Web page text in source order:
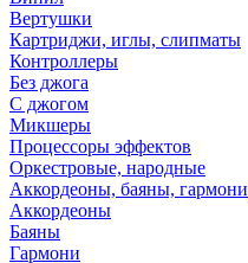
Вертушки
Картриджи, иглы, слипматы
Контроллеры
Без джога
С джогом
Микшеры
Процессоры эффектов
Оркестровые, народные
Аккордеоны, баяны, гармони
Аккордеоны
Баяны
Гармони